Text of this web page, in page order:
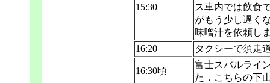
15:30
ス車内では飲食
がもう少し遅く
味噌汁を依頼し
16:20
タクシーで須走
16:30頃
富士スバルライ
た．こちらの下